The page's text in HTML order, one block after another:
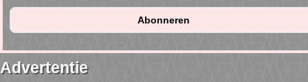
Advertentie